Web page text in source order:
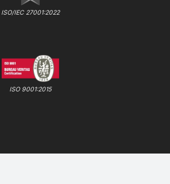
ISO/IEC 27001:2022
ISO 9001:2015